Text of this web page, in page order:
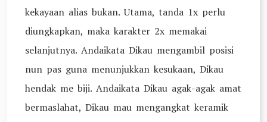
kekayaan alias bukan. Utama, tanda 1x perlu
diungkapkan, maka karakter 2x memakai
selanjutnya. Andaikata Dikau mengambil posisi
nun pas guna menunjukkan kesukaan, Dikau
hendak me biji. Andaikata Dikau agak-agak amat
bermaslahat, Dikau mau mengangkat keramik